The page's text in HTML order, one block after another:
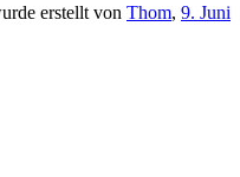
erstellt von Thom, 9. Juni